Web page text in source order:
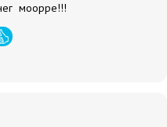
моорре!!!